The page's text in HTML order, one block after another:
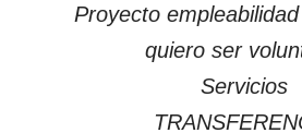
Proyecto
quiero ser
Servicios